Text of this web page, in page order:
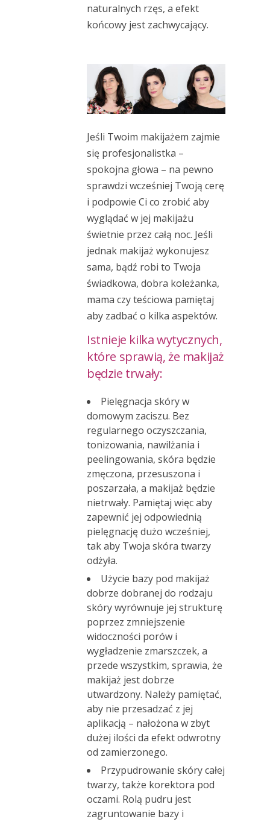
naturalnych rzęs, a efekt
końcowy jest zachwycający.
Jeśli Twoim makijażem zajmie
się profesjonalistka –
spokojna głowa – na pewno
sprawdzi wcześniej Twoją cerę
i podpowie Ci co zrobić aby
wyglądać w jej makijażu
świetnie przez całą noc. Jeśli
jednak makijaż wykonujesz
sama, bądź robi to Twoja
świadkowa, dobra koleżanka,
mama czy teściowa pamiętaj
aby zadbać o kilka aspektów.
Istnieje kilka wytycznych,
które sprawią, że makijaż
będzie trwały:
Pielęgnacja skóry w
domowym zaciszu. Bez
regularnego oczyszczania,
tonizowania, nawilżania i
peelingowania, skóra będzie
zmęczona, przesuszona i
poszarzała, a makijaż będzie
nietrwały. Pamiętaj więc aby
zapewnić jej odpowiednią
pielęgnację dużo wcześniej,
tak aby Twoja skóra twarzy
odżyła.
Użycie bazy pod makijaż
dobrze dobranej do rodzaju
skóry wyrównuje jej strukturę
poprzez zmniejszenie
widoczności porów i
wygładzenie zmarszczek, a
przede wszystkim, sprawia, że
makijaż jest dobrze
utwardzony. Należy pamiętać,
aby nie przesadzać z jej
aplikacją – nałożona w zbyt
dużej ilości da efekt odwrotny
od zamierzonego.
Przypudrowanie skóry całej
twarzy, także korektora pod
oczami. Rolą pudru jest
zagruntowanie bazy i